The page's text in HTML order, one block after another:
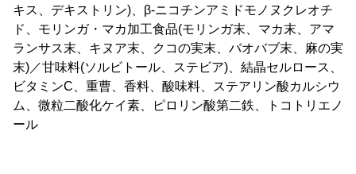
キス、デキストリン)、β-ニコチンアミドモノヌクレオチ
ド、モリンガ・マカ加工食品(モリンガ末、マカ末、アマ
ランサス末、キヌア末、クコの実末、バオバブ末、麻の実
末)／甘味料(ソルビトール、ステビア)、結晶セルロース、
ビタミンC、重曹、香料、酸味料、ステアリン酸カルシウ
ム、微粒二酸化ケイ素、ピロリン酸第二鉄、トコトリエノ
ール